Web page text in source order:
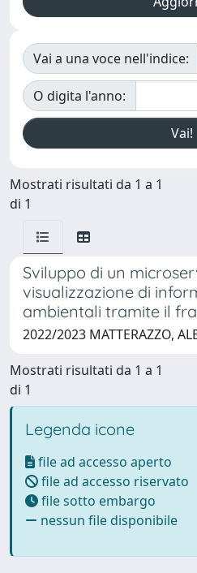
Vai a una voce nell'indice:
O digita l'anno:
Mostrati risultati da 1 a 1
di 1
Sviluppo di un
visualizzazione di
ambientali tramite il
2022/2023 MATTERAZZO,
Mostrati risultati da 1 a 1
di 1
Legenda icone
file ad accesso aperto
file ad accesso riservato
file sotto embargo
nessun file disponibile